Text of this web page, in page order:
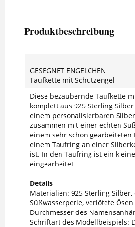
Produktbeschreibung
GESEGNET ENGELCHEN
Taufkette mit Schutzengel
Diese bezaubernde Taufkette
komplett aus 925 Sterling
einem personalisierbaren
zusammen mit einer echten
einem sehr schön gearbeiteten
einem Taufring an einer
ist. In den Taufring ist ein
eingearbeitet.
Details
Materialien: 925 Sterling Silber,
Süßwasserperle, verlötete Ösen
Durchmesser des
Schriftart des Modellbeispiels: